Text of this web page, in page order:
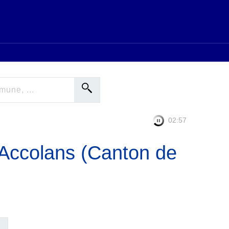
02:56
(Canton de